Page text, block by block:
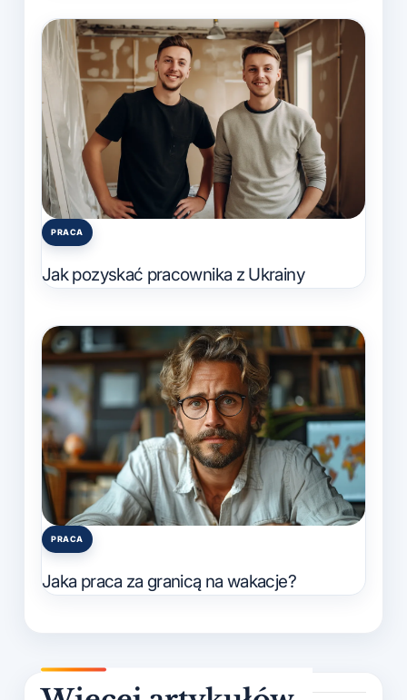
Posted
PRACA
Jak pozyskać pracownika z Ukrainy
Posted
PRACA
Jaka praca za granicą na wakacje?